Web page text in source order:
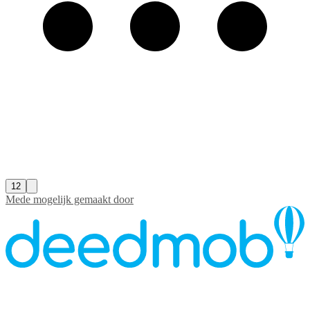
12
Mede mogelijk gemaakt door